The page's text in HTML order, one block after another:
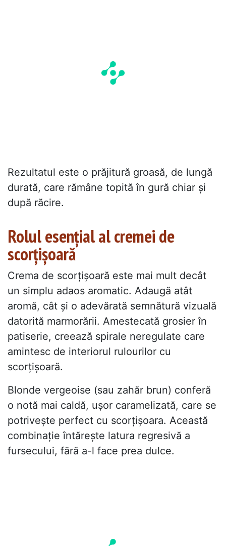
Rezultatul este o prăjitură groasă, de lungă
durată, care rămâne topită în gură chiar și
după răcire.
Rolul esențial al cremei de
scorțișoară
Crema de scorțișoară este mai mult decât
un simplu adaos aromatic. Adaugă atât
aromă, cât și o adevărată semnătură vizuală
datorită marmorării. Amestecată grosier în
patiserie, creează spirale neregulate care
amintesc de interiorul rulourilor cu
scorțișoară.
Blonde vergeoise (sau zahăr brun) conferă
o notă mai caldă, ușor caramelizată, care se
potrivește perfect cu scorțișoara. Această
combinație întărește latura regresivă a
fursecului, fără a-l face prea dulce.